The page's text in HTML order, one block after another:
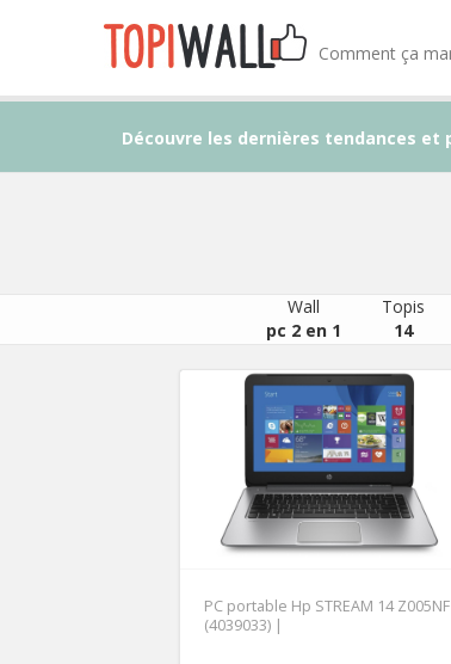
Comment ça
Découvre les dernières tendances
Wall
pc 2 en 1
Topis
14
PC portable Hp STREAM 14 Z005NF
(4039033) |